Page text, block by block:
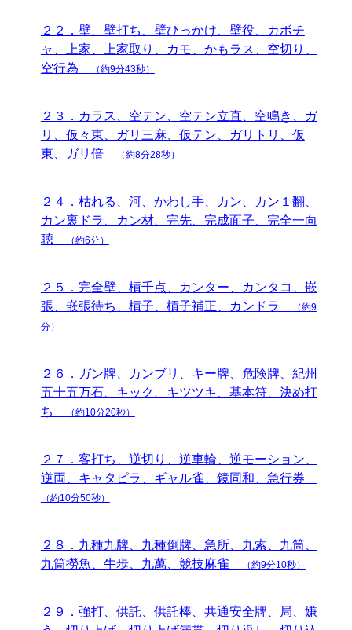
２２．壁、壁打ち、壁ひっかけ、壁役、カボチ
ャ、上家、上家取り、カモ、かもラス、空切り、
空行為
（約9分43秒）
２３．カラス、空テン、空テン立直、空鳴き、ガ
リ、仮々東、ガリ三麻、仮テン、ガリトリ、仮
東、ガリ倍
（約8分28秒）
２４．枯れる、河、かわし手、カン、カン１翻、
カン裏ドラ、カン材、完先、完成面子、完全一向
聴
（約6分）
２５．完全壁、槓千点、カンター、カンタコ、嵌
張、嵌張待ち、槓子、槓子補正、カンドラ
（約9
分）
２６．ガン牌、カンブリ、キー牌、危険牌、紀州
五十五万石、キック、キツツキ、基本符、決め打
ち
（約10分20秒）
２７．客打ち、逆切り、逆車輪、逆モーション、
逆両、キャタピラ、ギャル雀、鏡同和、急行券
（約10分50秒）
２８．九種九牌、九種倒牌、急所、九索、九筒、
九筒撈魚、牛歩、九萬、競技麻雀
（約9分10秒）
２９．強打、供託、供託棒、共通安全牌、局、嫌